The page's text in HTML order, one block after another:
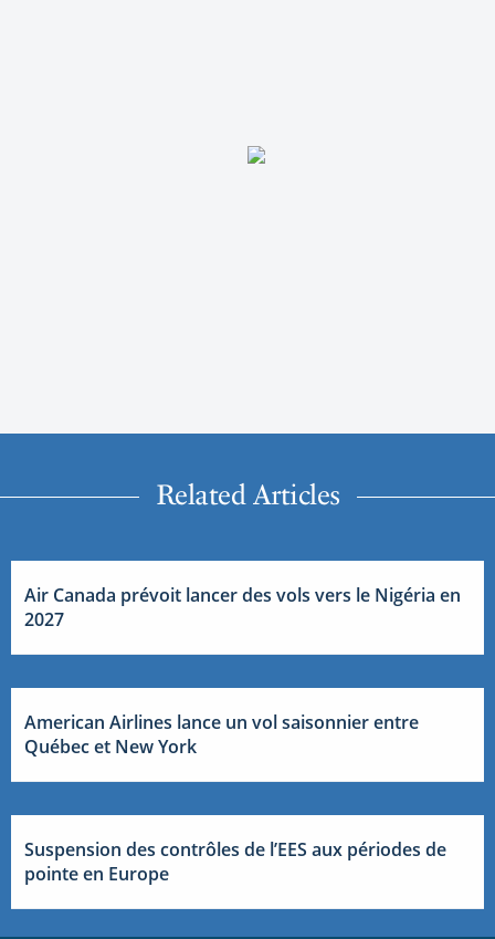
Related Articles
Air Canada prévoit lancer des vols vers le Nigéria en
2027
American Airlines lance un vol saisonnier entre
Québec et New York
Suspension des contrôles de l’EES aux périodes de
pointe en Europe